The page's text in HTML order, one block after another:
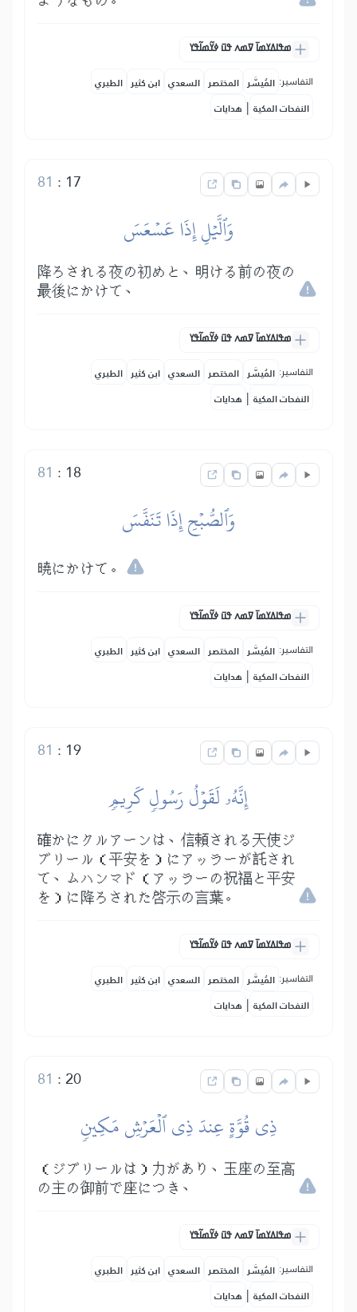
ߘߟߊߡߌߘߊ߫ ߜߘߍ ߟߎ߫ ߦߌ߬ߘߊ߬ߟߌ
التفاسير: المُيسَّر المختصر السعدي ابن كثير الطبري
النفحات المكية | هدايات
17
:
81
وَٱلَّيۡلِ إِذَا عَسۡعَسَ
降ろされる夜の初めと、明ける前の夜の
最後にかけて、
ߘߟߊߡߌߘߊ߫ ߜߘߍ ߟߎ߫ ߦߌ߬ߘߊ߬ߟߌ
التفاسير: المُيسَّر المختصر السعدي ابن كثير الطبري
النفحات المكية | هدايات
18
:
81
وَٱلصُّبۡحِ إِذَا تَنَفَّسَ
暁にかけて。
ߘߟߊߡߌߘߊ߫ ߜߘߍ ߟߎ߫ ߦߌ߬ߘߊ߬ߟߌ
التفاسير: المُيسَّر المختصر السعدي ابن كثير الطبري
النفحات المكية | هدايات
19
:
81
إِنَّهُۥ لَقَوۡلُ رَسُولٖ كَرِيمٖ
確かにクルアーンは、信頼される天使ジ
ブリール（平安を）にアッラーが託され
て、ムハンマド（アッラーの祝福と平安
を）に降ろされた啓示の言葉。
ߘߟߊߡߌߘߊ߫ ߜߘߍ ߟߎ߫ ߦߌ߬ߘߊ߬ߟߌ
التفاسير: المُيسَّر المختصر السعدي ابن كثير الطبري
النفحات المكية | هدايات
20
:
81
ذِي قُوَّةٍ عِندَ ذِي ٱلۡعَرۡشِ مَكِينٖ
（ジブリールは）力があり、玉座の至高
の主の御前で座につき、
ߘߟߊߡߌߘߊ߫ ߜߘߍ ߟߎ߫ ߦߌ߬ߘߊ߬ߟߌ
التفاسير: المُيسَّر المختصر السعدي ابن كثير الطبري
النفحات المكية | هدايات